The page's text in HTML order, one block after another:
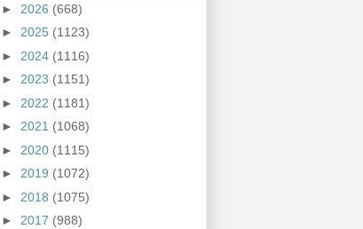
► 2026 (668)
► 2025 (1123)
► 2024 (1116)
► 2023 (1151)
► 2022 (1181)
► 2021 (1068)
► 2020 (1115)
► 2019 (1072)
► 2018 (1075)
► 2017 (988)